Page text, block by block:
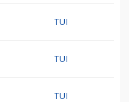
TUI
TUI
TUI